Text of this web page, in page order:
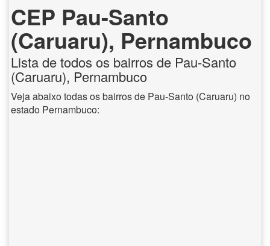
CEP Pau-Santo
(Caruaru), Pernambuco
Lista de todos os bairros de Pau-Santo
(Caruaru), Pernambuco
Veja abaixo todas os bairros de Pau-Santo (Caruaru) no
estado Pernambuco: